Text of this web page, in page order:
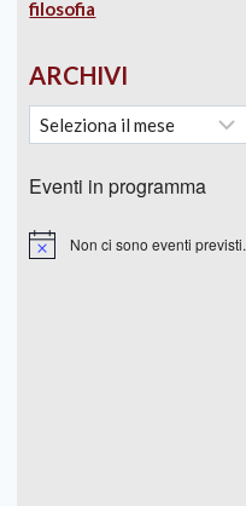
filosofia
ARCHIVI
Eventi in programma
Notice Non ci sono eventi previsti.